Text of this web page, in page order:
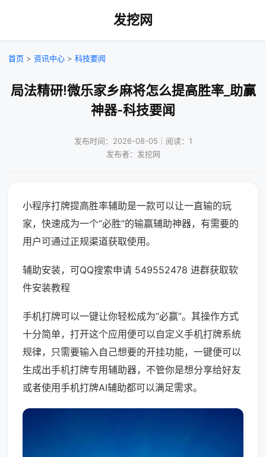
发挖网
首页 > 资讯中心 > 科技要闻
局法精研!微乐家乡麻将怎么提高胜率_助赢
神器-科技要闻
发布时间：2026-08-05｜阅读：1
发布者：发挖网
小程序打牌提高胜率辅助是一款可以让一直输的玩
家，快速成为一个“必胜”的输赢辅助神器，有需要的
用户可通过正规渠道获取使用。
辅助安装，可QQ搜索申请 549552478 进群获取软
件安装教程
手机打牌可以一键让你轻松成为“必赢”。其操作方式
十分简单，打开这个应用便可以自定义手机打牌系统
规律，只需要输入自己想要的开挂功能，一键便可以
生成出手机打牌专用辅助器，不管你是想分享给好友
或者使用手机打牌AI辅助都可以满足需求。